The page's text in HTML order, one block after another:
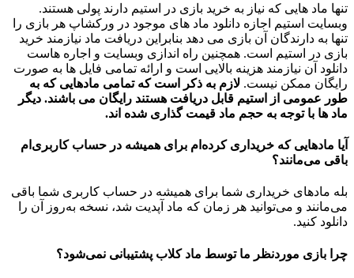
تنها ماد هایی که نیاز به خرید بازی در استیم دارند پولی هستند.
وبسایت استیم اجازه دانلود ماد های موجود در ورکشاپ هر بازی را
تنها به دارندگان آن بازی می دهد بنابراین دریافت ماد نیازمند خرید
بازی در استیم است. همچنین راه اندازی وبسایت و اجاره هاست
دانلود آن نیازمند هزینه بالایی است و ارائه تمامی فایل ها به صورت
رایگان ممکن نیست. لازم به ذکر است که تمامی مادهایی که به
طور عمومی از استیم قابل دریافت هستند رایگان می باشند. دیگر
ماد ها با توجه به حجم ماد قیمت گذاری شده اند.
آیا مادهایی که خریداری کرده‌ام برای همیشه در حساب‌ کاربری‌ام
باقی می‌مانند؟
بله مادهای خریداری شما برای همیشه در حساب کاربری شما باقی
می‌مانند و می‌توانید هر زمان که ماد آپدیت شد، نسخه به‌روز آن را
دانلود کنید.
چرا بازی موردنظر ما توسط ماد کلاب پشتیبانی نمی‌شود؟